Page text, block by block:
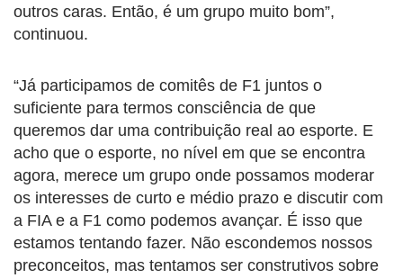
outros caras. Então, é um grupo muito bom”,
continuou.
“Já participamos de comitês de F1 juntos o
suficiente para termos consciência de que
queremos dar uma contribuição real ao esporte. E
acho que o esporte, no nível em que se encontra
agora, merece um grupo onde possamos moderar
os interesses de curto e médio prazo e discutir com
a FIA e a F1 como podemos avançar. É isso que
estamos tentando fazer. Não escondemos nossos
preconceitos, mas tentamos ser construtivos sobre